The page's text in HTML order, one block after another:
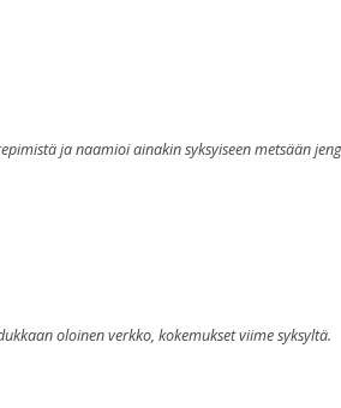
ja naamioi ainakin syksyiseen metsään
oloinen verkko, kokemukset viime syksyltä.